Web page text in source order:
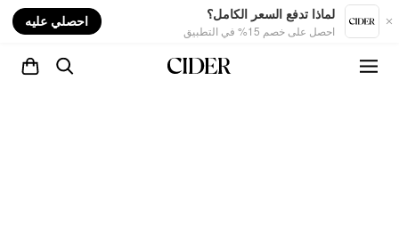
لماذا تدفع السعر الكامل؟
احصل على خصم 15% في التطبيق
احصلي عليه